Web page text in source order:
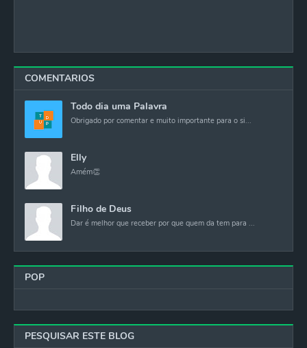
COMENTARIOS
Todo dia uma Palavra
Obrigado por comentar e muito importante para o si...
Elly
Amém👏
Filho de Deus
Dar é melhor que receber por que quem da tem para ...
POP
PESQUISAR ESTE BLOG